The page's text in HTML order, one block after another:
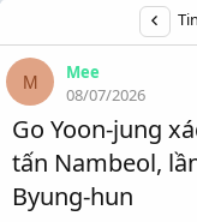
M
Mee
08/07/2026
Go Yoon-jung
tấn Nambeol,
Byung-hun